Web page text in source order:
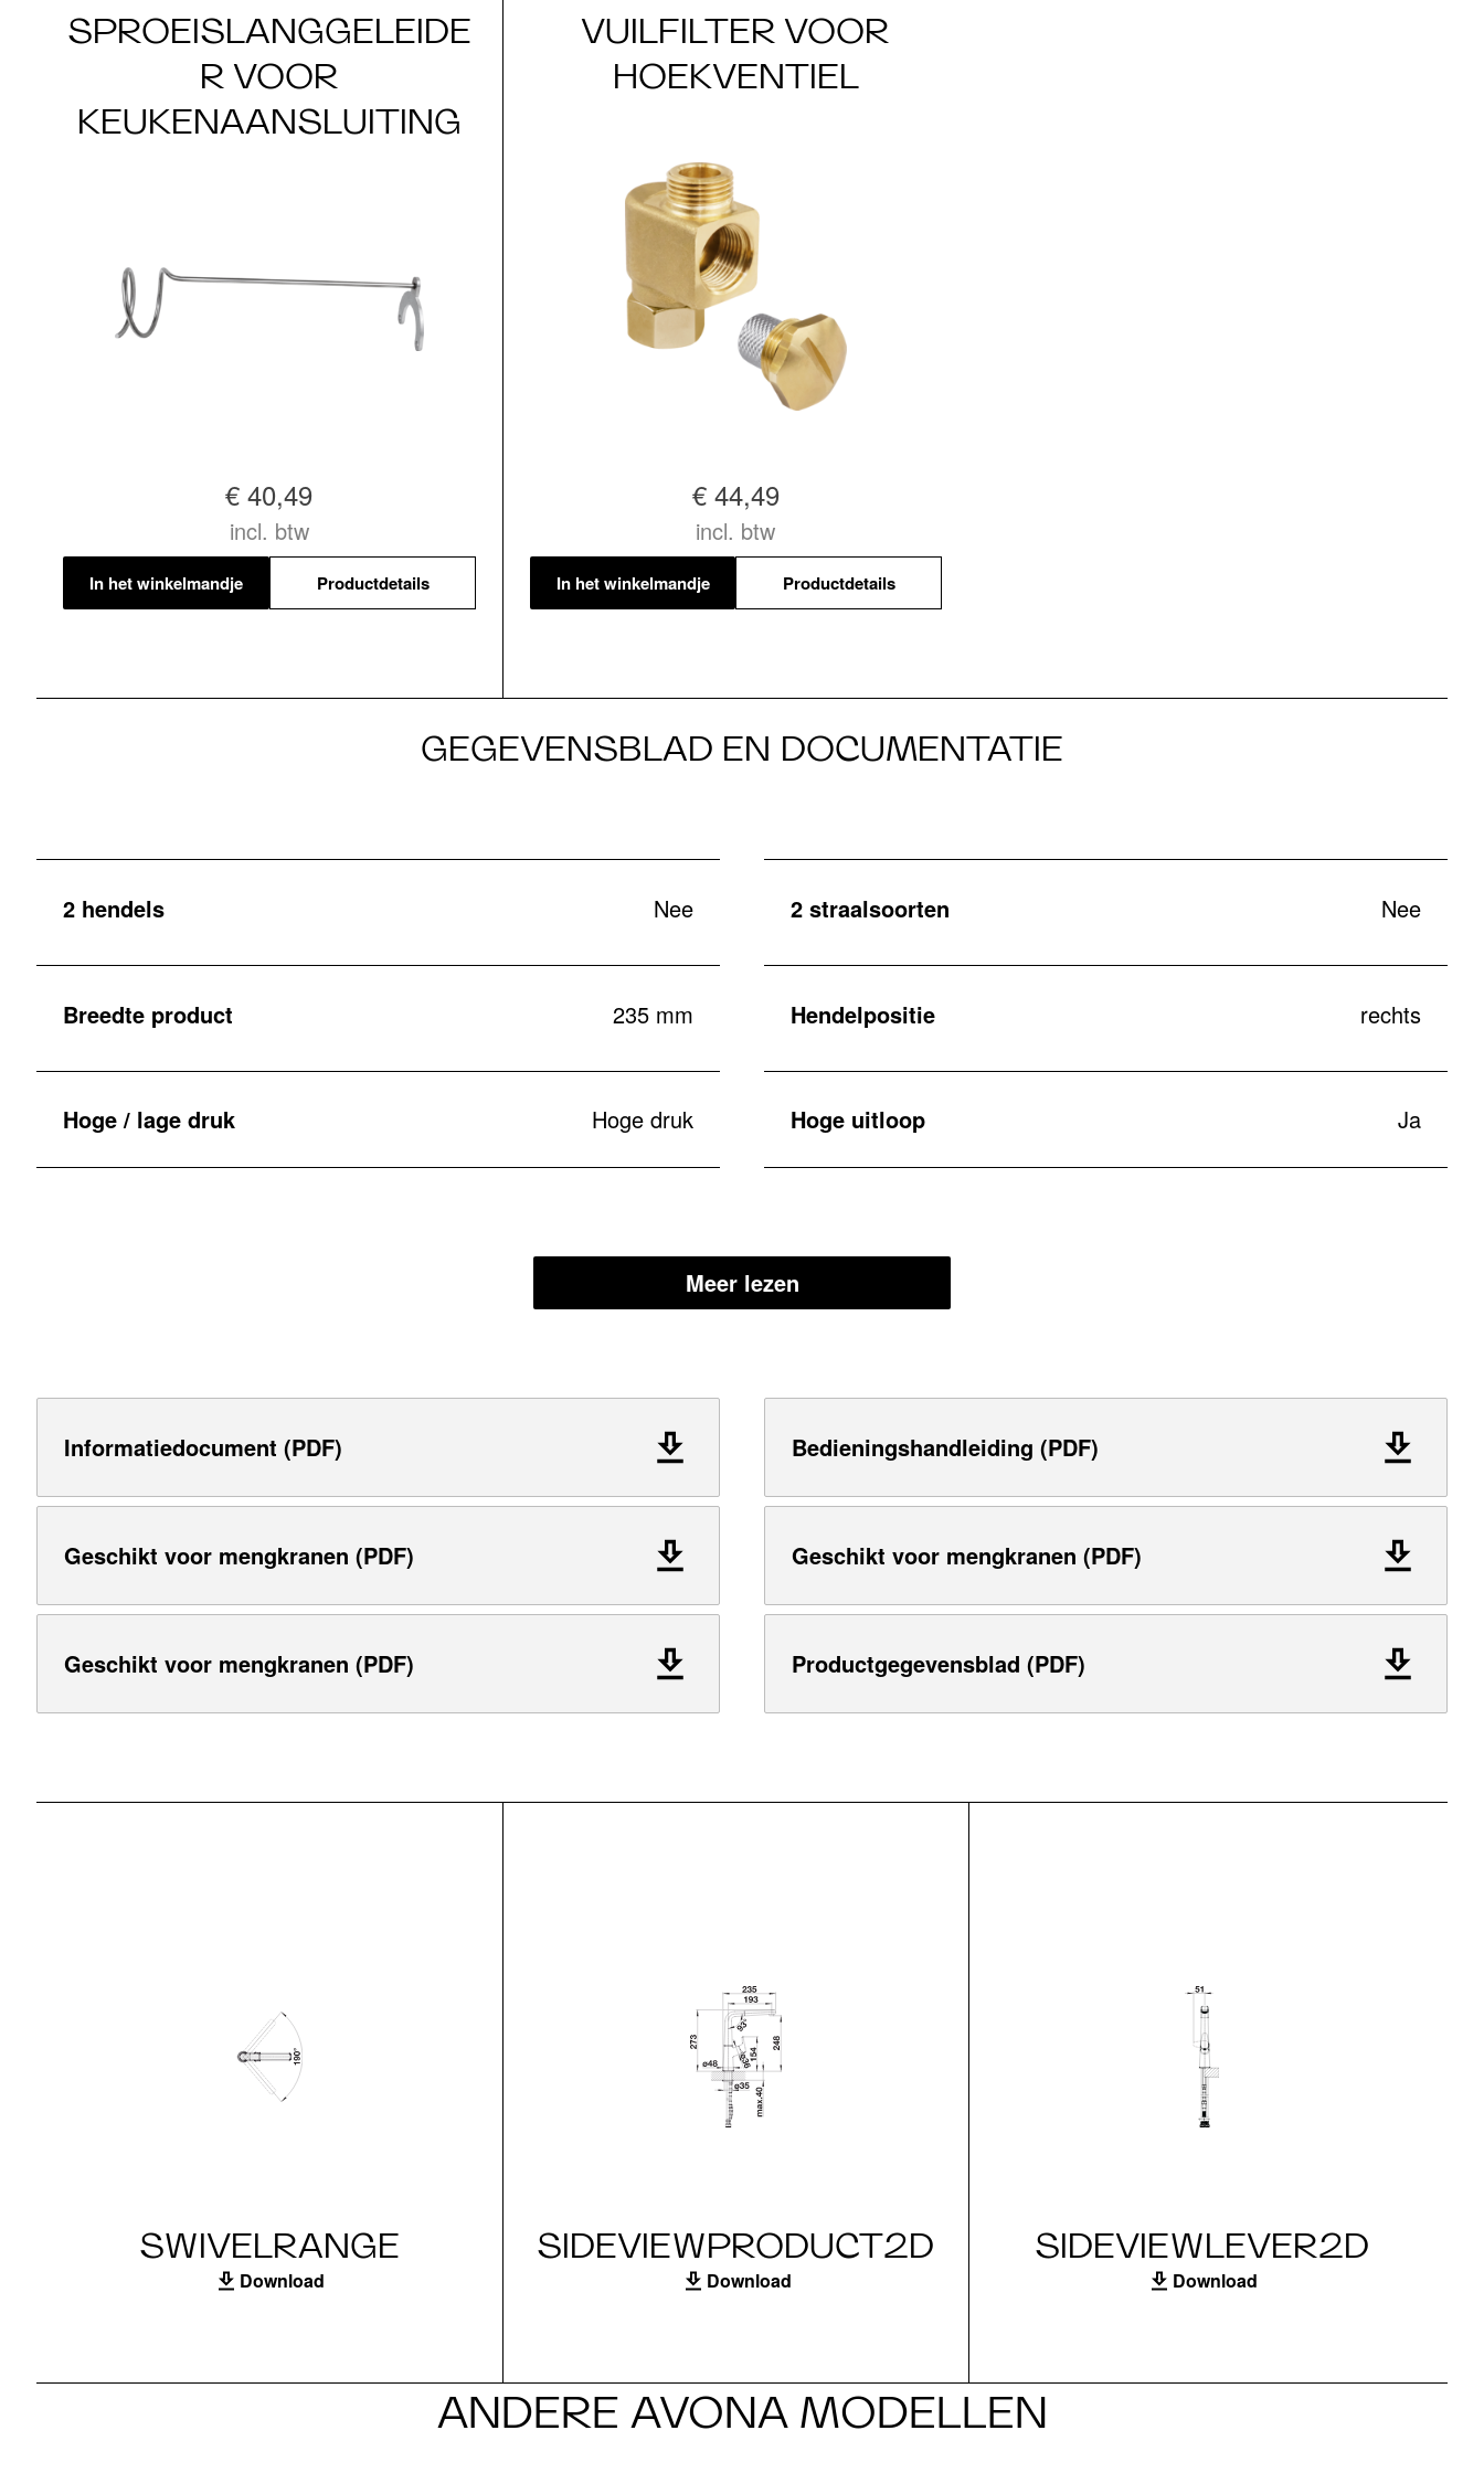
SPROEISLANGGELEIDE
R VOOR
KEUKENAANSLUITING
€ 40,49
incl. btw
In het winkelmandje Productdetails
VUILFILTER VOOR
HOEKVENTIEL
€ 44,49
incl. btw
In het winkelmandje Productdetails
GEGEVENSBLAD EN DOCUMENTATIE
2 hendels Nee 2 straalsoorten Nee
Breedte product 235 mm Hendelpositie rechts
Hoge / lage druk Hoge druk Hoge uitloop Ja
Meer lezen
Informatiedocument (PDF) Bedieningshandleiding (PDF)
Geschikt voor mengkranen (PDF) Geschikt voor mengkranen (PDF)
Geschikt voor mengkranen (PDF) Productgegevensblad (PDF)
SWIVELRANGE
Download
SIDEVIEWPRODUCT2D
Download
SIDEVIEWLEVER2D
Download
ANDERE AVONA MODELLEN